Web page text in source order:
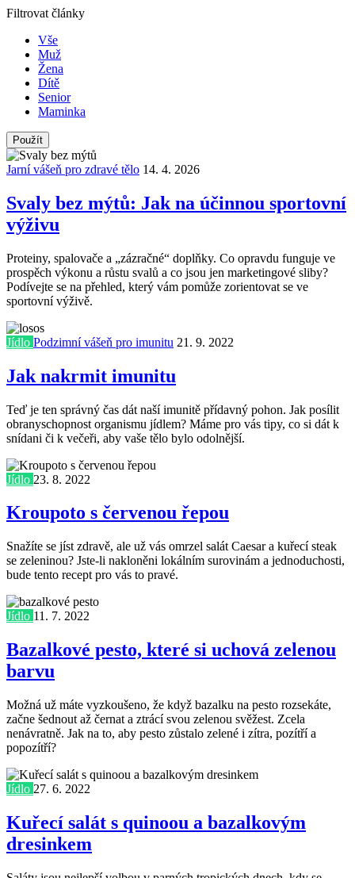
Filtrovat články
Vše
Muž
Žena
Dítě
Senior
Maminka
Jarní vášeň pro zdravé tělo 14. 4. 2026
Svaly bez mýtů: Jak na účinnou sportovní
výživu
Proteiny, spalovače a „zázračné“ doplňky. Co opravdu funguje ve
prospěch výkonu a růstu svalů a co jsou jen marketingové sliby?
Podívejte se na přehled, který vám pomůže zorientovat se ve
sportovní výživě.
Jídlo Podzimní vášeň pro imunitu 21. 9. 2022
Jak nakrmit imunitu
Teď je ten správný čas dát naší imunitě přídavný pohon. Jak posílit
obranyschopnost organismu jídlem? Máme pro vás tipy, co si dát k
snídani či k večeři, aby vaše tělo bylo odolnější.
Jídlo 23. 8. 2022
Kroupoto s červenou řepou
Snažíte se jíst zdravě, ale už vás omrzel salát Caesar a kuřecí steak
se zeleninou? Jste-li nakloněni lokálním surovinám a jednoduchosti,
bude tento recept pro vás to pravé.
Jídlo 11. 7. 2022
Bazalkové pesto, které si uchová zelenou
barvu
Možná už máte vyzkoušeno, že když bazalku na pesto rozsekáte,
začne šednout až černat a ztrácí svou zelenou svěžest. Zcela
nenávratně. Jak na to, aby pesto zůstalo zelené i zítra, pozítří a
popozítří?
Jídlo 27. 6. 2022
Kuřecí salát s quinoou a bazalkovým
dresinkem